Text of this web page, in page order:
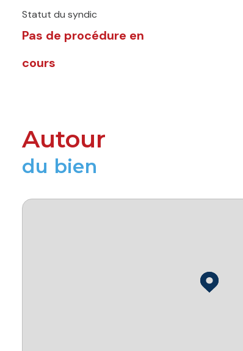
Statut du syndic
Pas de procédure en
cours
Autour
du bien